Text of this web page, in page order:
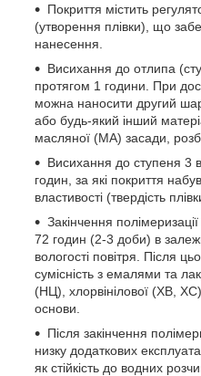
Покриття містить
(утворення плівки), що
нанесення.
Висихання до отлипа
протягом 1 години. При
можна наносити другий
або будь-який інший
масляної (МА) засади,
Висихання до ступеня 3
годин, за які покриття
властивості (твердість
Закінчення
72 годин (2-3 доби) в
вологості повітря. Після
сумісність з емалями та
(НЦ), хлорвінілової (ХВ,
основи.
Після закінчення
низку додаткових
як стійкість до водних